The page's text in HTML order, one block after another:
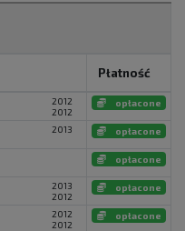
Płatność
2012
2012
opłacone
2013
opłacone
opłacone
2013
2012
opłacone
2012
2012
opłacone